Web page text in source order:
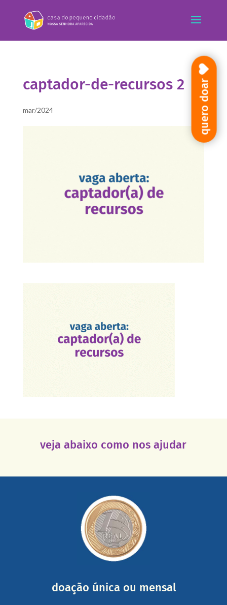
captador-de-recursos 2
mar/2024
veja abaixo como nos ajudar
doação única ou mensal
mail mostrando tudo o que fizemos com a sua ajuda
somada a de outras pessoas.
saiba mais
quero doar